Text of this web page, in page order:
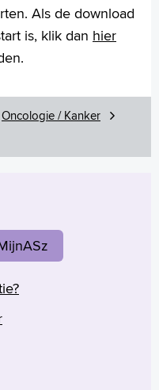
Als de download
is, klik dan hier
Oncologie / Kanker